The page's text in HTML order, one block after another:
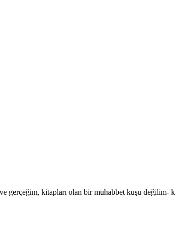
gerçeğim, kitapları olan bir muhabbet kuşu değilim-